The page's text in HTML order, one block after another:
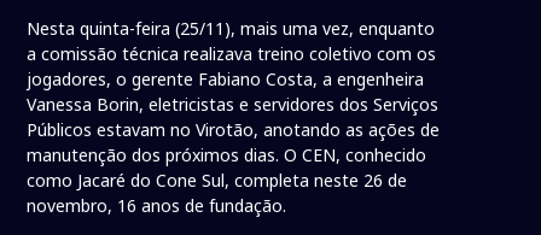
Nesta quinta-feira (25/11), mais uma vez, enquanto
a comissão técnica realizava treino coletivo com os
jogadores, o gerente Fabiano Costa, a engenheira
Vanessa Borin, eletricistas e servidores dos Serviços
Públicos estavam no Virotão, anotando as ações de
manutenção dos próximos dias. O CEN, conhecido
como Jacaré do Cone Sul, completa neste 26 de
novembro, 16 anos de fundação.